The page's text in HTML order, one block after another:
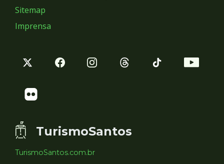
Sitemap
Imprensa
TurismoSantos
TurismoSantos.com.br